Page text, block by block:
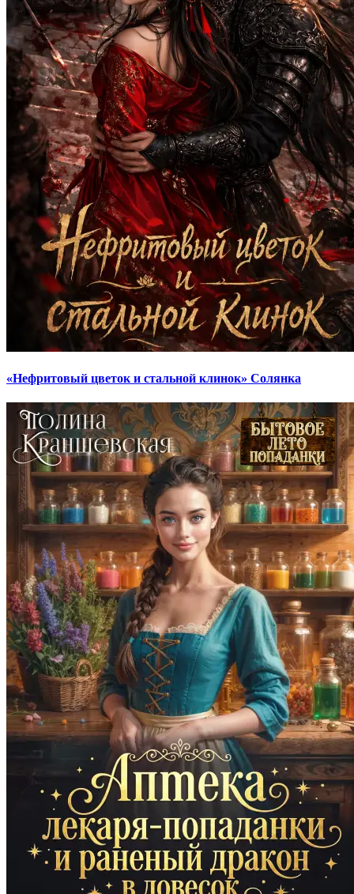
«Нефритовый цветок и стальной клинок» Солянка